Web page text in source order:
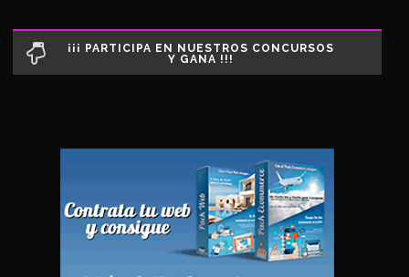
¡¡¡ PARTICIPA EN NUESTROS CONCURSOS
Y GANA !!!